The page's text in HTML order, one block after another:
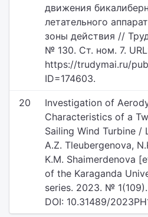
движения
летательного
зоны действия //
№ 130. Ст. ном. 7.
https://trudymai.ru/
ID=174603.
20
Investigation of
Characteristics of a
Sailing Wind Turbine /
A.Z. Tleubergenova,
K.M. Shaimerdenova
of the Karaganda
series. 2023. №
DOI: 10.31489/